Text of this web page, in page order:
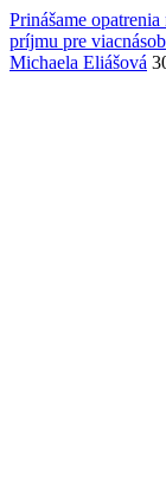
Prinášame
príjmu pre
Michaela Eliášová